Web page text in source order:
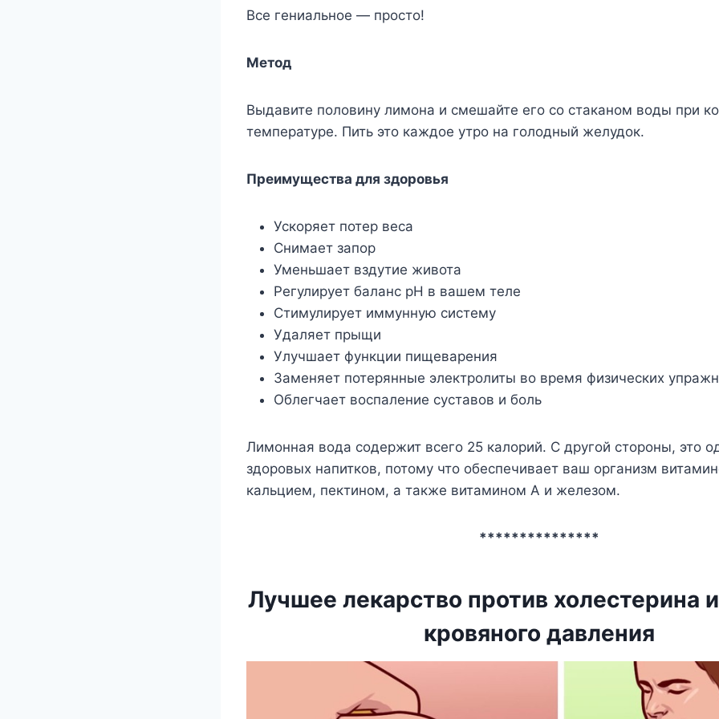
Все гениальное — просто!
Метод
Выдавите половину лимона и смешайте его со стаканом воды при
температуре. Пить это каждое утро на голодный желудок.
Преимущества для здоровья
Ускоряет потер веса
Снимает запор
Уменьшает вздутие живота
Регулирует баланс рН в вашем теле
Стимулирует иммунную систему
Удаляет прыщи
Улучшает функции пищеварения
Заменяет потерянные электролиты во время физических
Облегчает воспаление суставов и боль
Лимонная вода содержит всего 25 калорий. С другой стороны, это
здоровых напитков, потому что обеспечивает ваш организм
кальцием, пектином, а также витамином А и железом.
***************
Лучшее лекарство против холестерина
кровяного давления